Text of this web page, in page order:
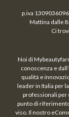
p.iva
Mattina dalle
Ci
Noi di
conoscenza e
qualità e
leader in Italia per
professionali per
punto di
viso. Il nostro